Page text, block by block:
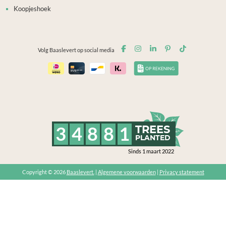
Koopjeshoek
Volg Baaslevert op social media
3 4 8 8 1 TREES
PLANTED
Sinds 1 maart 2022
Copyright © 2026 Baaslevert. Algemene voorwaarden| Privacy statement